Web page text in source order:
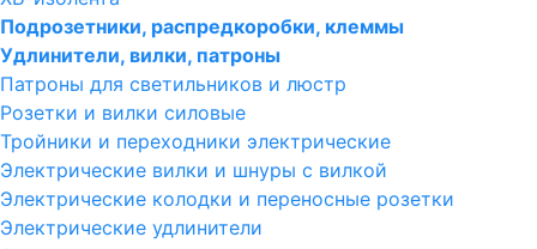
Подрозетники, распредкоробки, клеммы
Удлинители, вилки, патроны
Патроны для светильников и люстр
Розетки и вилки силовые
Тройники и переходники электрические
Электрические вилки и шнуры с вилкой
Электрические колодки и переносные розетки
Электрические удлинители